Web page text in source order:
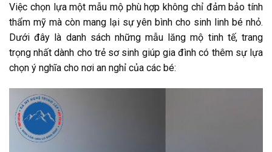
Việc chọn lựa một mẫu mộ phù hợp không chỉ đảm bảo tính
thẩm mỹ mà còn mang lại sự yên bình cho sinh linh bé nhỏ.
Dưới đây là danh sách những mẫu lăng mộ tinh tế, trang
trọng nhất dành cho trẻ sơ sinh giúp gia đình có thêm sự lựa
chọn ý nghĩa cho nơi an nghỉ của các bé: